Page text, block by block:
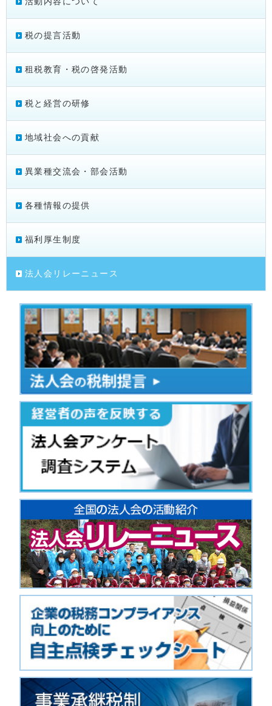
税の提言活動
租税教育・税の啓発活動
税と経営の研修
地域社会への貢献
異業種交流会・部会活動
各種情報の提供
福利厚生制度
法人会リレーニュース